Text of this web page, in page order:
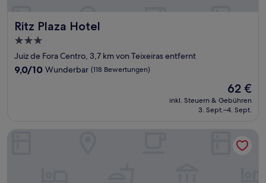
Ritz Plaza Hotel
Ritz Plaza Hotel
3.0-
Sterne-
Unterkunft
Juiz de Fora Centro, 3,7 km von Teixeiras entfernt
9.0
9,0/10 Wunderbar (118 Bewertungen)
Der
Preis
beträgt
62 €
inkl. Steuern & Gebühren
3. Sept.–4. Sept.